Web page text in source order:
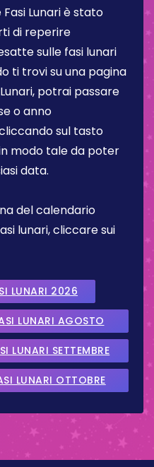
Lunari è stato
di reperire
sulle fasi lunari
ti trovi su una pagina
potrai passare
o anno
sul tasto
modo tale da poter
data.
del calendario
lunari, cliccare sui
LUNARI 2026
LUNARI AGOSTO
LUNARI SETTEMBRE
LUNARI OTTOBRE